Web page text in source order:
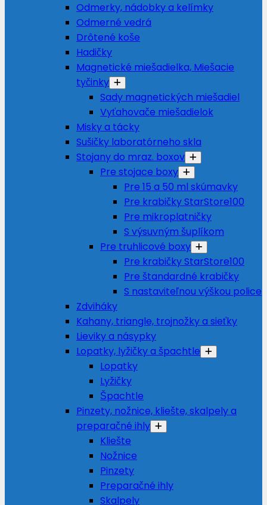
Odmerky, nádobky a kelímky
Odmerné vedrá
Drôtené koše
Hadičky
Magnetické miešadielka, Miešacie
tyčinky
Sady magnetických miešadiel
Vyťahovače miešadielok
Misky a tácky
Sušičky laboratórneho skla
Stojany do mraz. boxov
Pre stojace boxy
Pre 15 a 50 ml skúmavky
Pre krabičky StarStore100
Pre mikroplatničky
S výsuvným šuplíkom
Pre truhlicové boxy
Pre krabičky StarStore100
Pre štandardné krabičky
S nastaviteľnou výškou police
Zdviháky
Kahany, triangle, trojnožky a sieťky
Lieviky a násypky
Lopatky, lyžičky a špachtle
Lopatky
Lyžičky
Špachtle
Pinzety, nožnice, kliešte, skalpely a
preparačné ihly
Kliešte
Nožnice
Pinzety
Preparačné ihly
Skalpely